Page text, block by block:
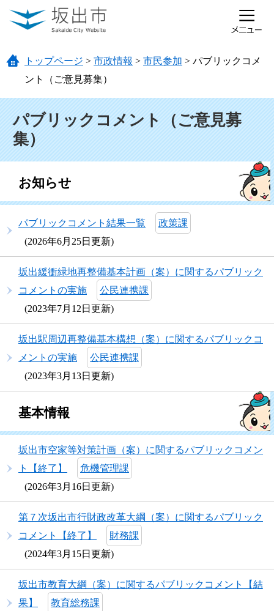
ページの先頭です。
メニューを飛ばして本文へ
トップページ > 市政情報 > 市民参加 > パブリックコメ
ント（ご意見募集）
パブリックコメント（ご意見募
集）
お知らせ
パブリックコメント結果一覧
政策課
2026年6月25日更新
坂出緩衝緑地再整備基本計画（案）に関するパブリック
コメントの実施
公民連携課
2023年7月12日更新
坂出駅周辺再整備基本構想（案）に関するパブリックコ
メントの実施
公民連携課
2023年3月13日更新
基本情報
坂出市空家等対策計画（案）に関するパブリックコメン
ト【終了】
危機管理課
2026年3月16日更新
第７次坂出市行財政改革大綱（案）に関するパブリック
コメント【終了】
財務課
2024年3月15日更新
坂出市教育大綱（案）に関するパブリックコメント【結
果】
教育総務課